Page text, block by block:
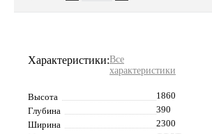
Характеристики:Все
характеристики
Высота
1860
Глубина
390
Ширина
2300